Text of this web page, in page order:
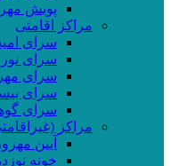
پویش
مراکز اقامتی
سرای
سرای نور
سرای مهر
سرای
سرای
مراکز
آیین
خونه